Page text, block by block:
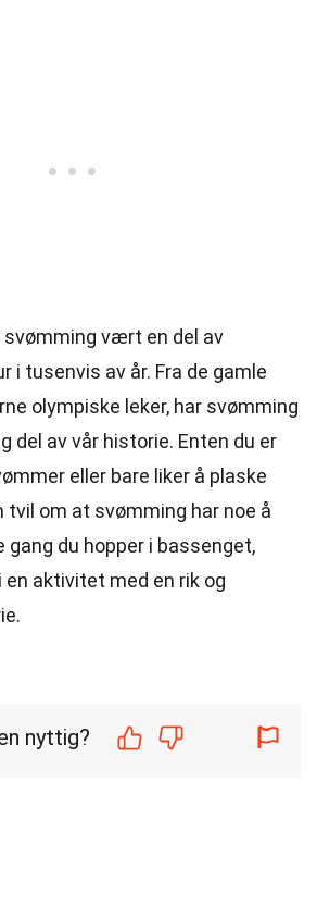
vært en del av
i tusenvis av år. Fra de gamle
olympiske leker, har svømming
del av vår historie. Enten du er
eller bare liker å plaske
tvil om at svømming har noe å
gang du hopper i bassenget,
en aktivitet med en rik og
nyttig?